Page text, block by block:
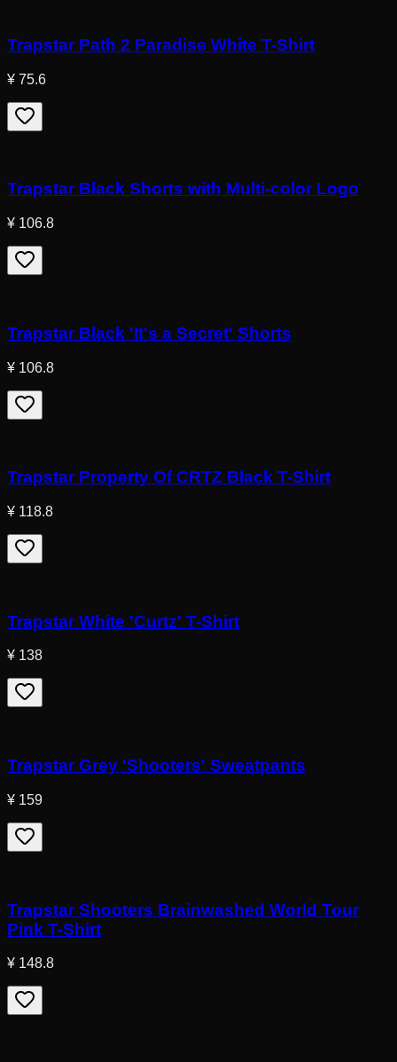
Trapstar Path 2 Paradise White T-Shirt
¥ 75.6
Trapstar Black Shorts with Multi-color Logo
¥ 106.8
Trapstar Black 'It's a Secret' Shorts
¥ 106.8
Trapstar Property Of CRTZ Black T-Shirt
¥ 118.8
Trapstar White 'Curtz' T-Shirt
¥ 138
Trapstar Grey 'Shooters' Sweatpants
¥ 159
Trapstar Shooters Brainwashed World Tour
Pink T-Shirt
¥ 148.8